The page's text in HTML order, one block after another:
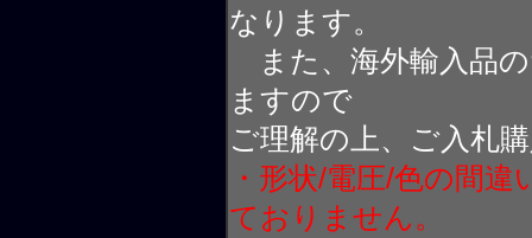
なります。
また、海外輸入品
ますので
ご理解の上、ご入札
・形状/電圧/色の間
ておりません。